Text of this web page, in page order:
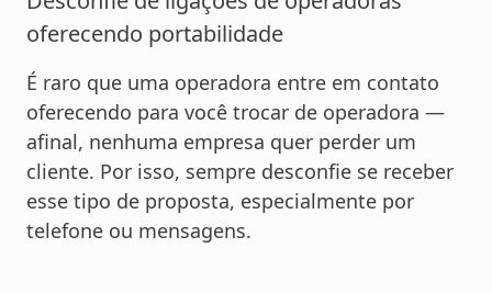
oferecendo portabilidade
É raro que uma operadora entre em contato
oferecendo para você trocar de operadora —
afinal, nenhuma empresa quer perder um
cliente. Por isso, sempre desconfie se receber
esse tipo de proposta, especialmente por
telefone ou mensagens.